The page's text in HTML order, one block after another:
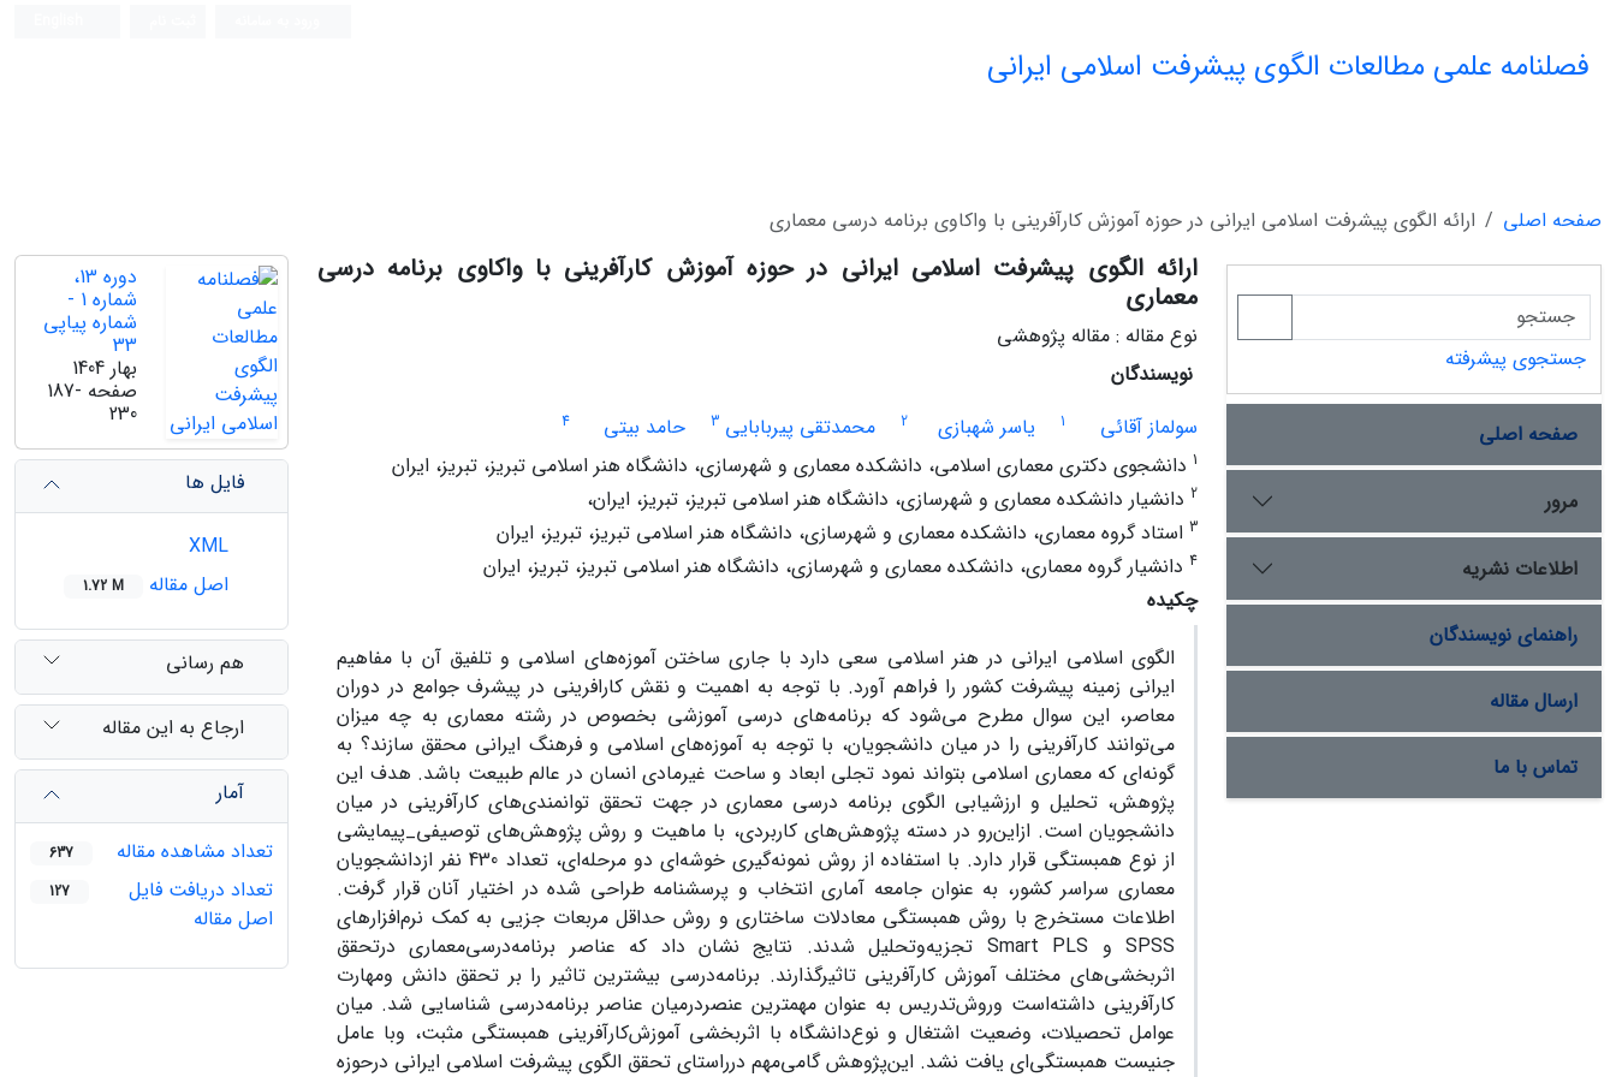
فصلنامه علمی مطالعات الگوی پیشرفت اسلامی ایرانی
صفحه اصلی ارائه الگوی پیشرفت اسلامی ایرانی در حوزه آموزش کارآفرینی با واکاوی برنامه‌ درسی معماری
ارائه الگوی پیشرفت اسلامی ایرانی در حوزه آموزش کارآفرینی با واکاوی برنامه‌ درسی
معماری
نوع مقاله : مقاله پژوهشی
نویسندگان
سولماز آقائی
1 یاسر شهبازی 2 محمدتقی پیربابایی 3 حامد بیتی
4
1 دانشجوی دکتری معماری اسلامی، دانشکده معماری و شهرسازی، دانشگاه هنر اسلامی تبریز، تبریز، ایران
2 دانشیار دانشکده معماری و شهرسازی، دانشگاه هنر اسلامی تبریز، تبریز، ایران،
3 استاد گروه معماری، دانشکده معماری و شهرسازی، دانشگاه هنر اسلامی تبریز، تبریز، ایران
4 دانشیار گروه معماری، دانشکده معماری و شهرسازی، دانشگاه هنر اسلامی تبریز، تبریز، ایران
چکیده
الگوی اسلامی ایرانی در هنر اسلامی سعی دارد با جاری ساختن آموزه‌های اسلامی و تلفیق آن با مفاهیم
ایرانی زمینه پیشرفت کشور را فراهم آورد. با توجه به اهمیت و نقش کارافرینی در پیشرف جوامع در دوران
معاصر، این سوال مطرح می‌شود که برنامه‌های درسی آموزشی بخصوص در رشته معماری به چه میزان
می‌توانند کارآفرینی را در میان دانشجویان، با توجه به آموزه‌های اسلامی و فرهنگ ایرانی محقق سازند؟ به
گونه‌ای که معماری اسلامی بتواند نمود تجلی ابعاد و ساحت غیرمادی انسان در عالم طبیعت باشد. هدف این
پژوهش، تحلیل و ارزشیابی الگوی برنامه درسی معماری در جهت تحقق توانمندی‌های کارآفرینی در میان
دانشجویان است. ازاین‌رو در دسته پژوهش‌های کاربردی، با ماهیت و روش پژوهش‌های توصیفی_پیمایشی
از نوع همبستگی قرار دارد. با استفاده از روش نمونه‌گیری خوشه‌ای دو مرحله‌ای، تعداد 430 نفر ازدانشجویان
معماری سراسر کشور، به عنوان جامعه آماری انتخاب و پرسشنامه طراحی شده در اختیار آنان قرار گرفت.
اطلاعات مستخرج با روش همبستگی معادلات ساختاری و روش حداقل مربعات جزیی به کمک نرم‌افزارهای
SPSS و Smart PLS تجزیه‌وتحلیل شدند. نتایج نشان داد که عناصر برنامه‌درسی‌معماری درتحقق
اثربخشی‌های مختلف آموزش کارآفرینی تاثیرگذارند. برنامه‌درسی بیشترین تاثیر را بر تحقق دانش ومهارت
کارآفرینی داشته‌است وروش‌تدریس به عنوان مهمترین عنصردرمیان عناصر برنامه‌درسی شناسایی شد. میان
عوامل تحصیلات، وضعیت اشتغال و نوع‌دانشگاه با اثربخشی آموزش‌کارآفرینی همبستگی مثبت، وبا عامل
جنیست همبستگی‌ای یافت نشد. این‌پژوهش گامی‌مهم درراستای تحقق الگوی پیشرفت اسلامی ایرانی درحوزه
دوره 13،
شماره 1 -
شماره پیاپی
33
بهار 1404
صفحه 187-
230
فایل ها
اصل مقاله
1.72 M
هم رسانی
ارجاع به این مقاله
آمار
تعداد مشاهده مقاله
637
تعداد دریافت فایل
اصل مقاله
127
جستجوی پیشرفته
صفحه اصلی
مرور
اطلاعات نشریه
راهنمای نویسندگان
ارسال مقاله
تماس با ما